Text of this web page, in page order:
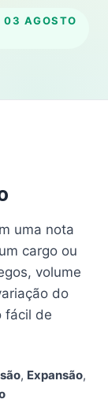
03 AGOSTO
uma nota
cargo ou
volume
do
fácil de
, Expansão,